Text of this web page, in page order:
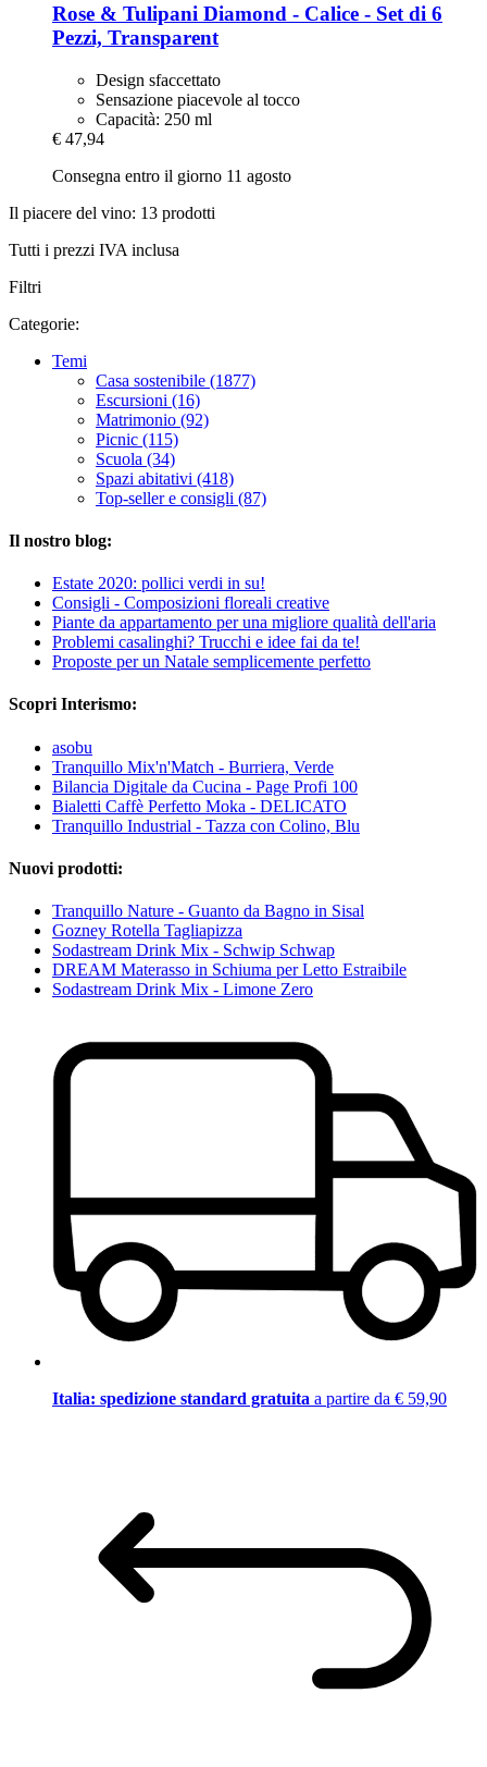
Rose & Tulipani Diamond -​ Calice -​ Set di 6
Pezzi, Transparent
Design sfaccettato
Sensazione piacevole al tocco
Capacità: 250 ml
€ 47,94
Consegna entro il giorno 11 agosto
Il piacere del vino: 13 prodotti
Tutti i prezzi IVA inclusa
Filtri
Categorie:
Temi
Casa sostenibile (1877)
Escursioni (16)
Matrimonio (92)
Picnic (115)
Scuola (34)
Spazi abitativi (418)
Top-seller e consigli (87)
Il nostro blog:
Estate 2020: pollici verdi in su!
Consigli - Composizioni floreali creative
Piante da appartamento per una migliore qualità dell'aria
Problemi casalinghi? Trucchi e idee fai da te!
Proposte per un Natale semplicemente perfetto
Scopri Interismo:
asobu
Tranquillo Mix'n'Match - Burriera, Verde
Bilancia Digitale da Cucina - Page Profi 100
Bialetti Caffè Perfetto Moka - DELICATO
Tranquillo Industrial - Tazza con Colino, Blu
Nuovi prodotti:
Tranquillo Nature - Guanto da Bagno in Sisal
Gozney Rotella Tagliapizza
Sodastream Drink Mix - Schwip Schwap
DREAM Materasso in Schiuma per Letto Estraibile
Sodastream Drink Mix - Limone Zero
Italia: spedizione standard gratuita a partire da € 59,90